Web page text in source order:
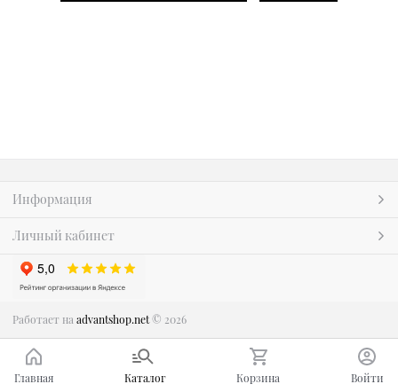
Информация
Личный кабинет
Работает на advantshop.net© 2026
Главная Каталог Корзина Войти